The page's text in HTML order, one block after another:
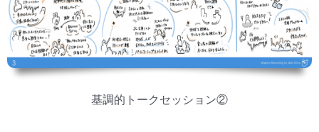
基調的トークセッション②